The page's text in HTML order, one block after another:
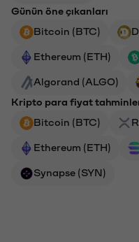
Günün öne çıkanları
Bitcoin (BTC)
Ethereum (ETH)
Algorand (ALGO)
Kripto para fiyat
Bitcoin (BTC)
Ethereum (ETH)
Synapse (SYN)